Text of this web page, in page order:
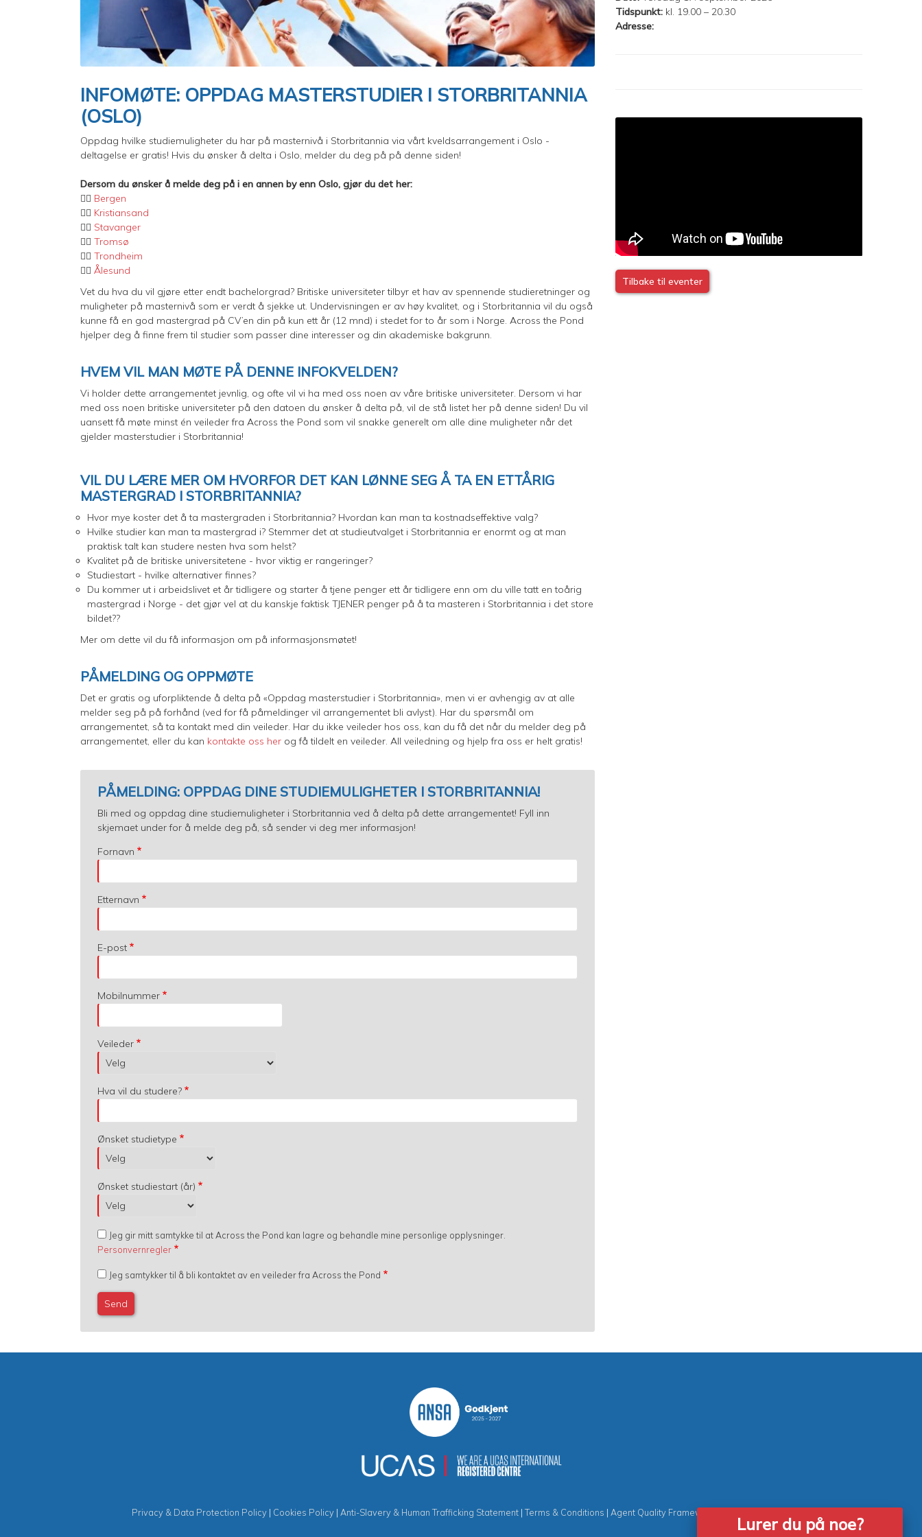
INFOMØTE: OPPDAG MASTERSTUDIER I STORBRITANNIA
(OSLO)
Oppdag hvilke studiemuligheter du har på masternivå i Storbritannia via vårt kveldsarrangement i Oslo -
deltagelse er gratis! Hvis du ønsker å delta i Oslo, melder du deg på på denne siden!
Dersom du ønsker å melde deg på i en annen by enn Oslo, gjør du det her:
👉🏼 Bergen
👉🏼 Kristiansand
👉🏼 Stavanger
👉🏼 Tromsø
👉🏼 Trondheim
👉🏼 Ålesund
Vet du hva du vil gjøre etter endt bachelorgrad? Britiske universiteter tilbyr et hav av spennende studieretninger og
muligheter på masternivå som er verdt å sjekke ut. Undervisningen er av høy kvalitet, og i Storbritannia vil du også
kunne få en god mastergrad på CV’en din på kun ett år (12 mnd) i stedet for to år som i Norge. Across the Pond
hjelper deg å finne frem til studier som passer dine interesser og din akademiske bakgrunn.
HVEM VIL MAN MØTE PÅ DENNE INFOKVELDEN?
Vi holder dette arrangementet jevnlig, og ofte vil vi ha med oss noen av våre britiske universiteter. Dersom vi har
med oss noen britiske universiteter på den datoen du ønsker å delta på, vil de stå listet her på denne siden! Du vil
uansett få møte minst én veileder fra Across the Pond som vil snakke generelt om alle dine muligheter når det
gjelder masterstudier i Storbritannia!
VIL DU LÆRE MER OM HVORFOR DET KAN LØNNE SEG Å TA EN ETTÅRIG
MASTERGRAD I STORBRITANNIA?
Hvor mye koster det å ta mastergraden i Storbritannia? Hvordan kan man ta kostnadseffektive valg?
Hvilke studier kan man ta mastergrad i? Stemmer det at studieutvalget i Storbritannia er enormt og at man
praktisk talt kan studere nesten hva som helst?
Kvalitet på de britiske universitetene - hvor viktig er rangeringer?
Studiestart - hvilke alternativer finnes?
Du kommer ut i arbeidslivet et år tidligere og starter å tjene penger ett år tidligere enn om du ville tatt en toårig
mastergrad i Norge - det gjør vel at du kanskje faktisk TJENER penger på å ta masteren i Storbritannia i det store
bildet??
Mer om dette vil du få informasjon om på informasjonsmøtet!
PÅMELDING OG OPPMØTE
Det er gratis og uforpliktende å delta på «Oppdag masterstudier i Storbritannia», men vi er avhengig av at alle
melder seg på på forhånd (ved for få påmeldinger vil arrangementet bli avlyst). Har du spørsmål om
arrangementet, så ta kontakt med din veileder. Har du ikke veileder hos oss, kan du få det når du melder deg på
arrangementet, eller du kan kontakte oss her og få tildelt en veileder. All veiledning og hjelp fra oss er helt gratis!
PÅMELDING: OPPDAG DINE STUDIEMULIGHETER I STORBRITANNIA!
Bli med og oppdag dine studiemuligheter i Storbritannia ved å delta på dette arrangementet! Fyll inn
skjemaet under for å melde deg på, så sender vi deg mer informasjon!
Fornavn
Etternavn
E-post
Mobilnummer
Veileder
Hva vil du studere?
Ønsket studietype
Ønsket studiestart (år)
Jeg gir mitt samtykke til at Across the Pond kan lagre og behandle mine personlige opplysninger.
Personvernregler
Jeg samtykker til å bli kontaktet av en veileder fra Across the Pond
Tidspunkt: kl. 19.00 – 20.30
Adresse:
Tilbake til eventer
Privacy & Data Protection Policy | Cookies Policy | Anti-Slavery & Human Trafficking Statement | Terms & Conditions | Agent Quality Framework (AQF)
Lurer du på noe?